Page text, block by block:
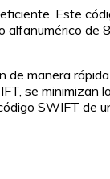
Este
de
manera
se minimizan
SWIFT de